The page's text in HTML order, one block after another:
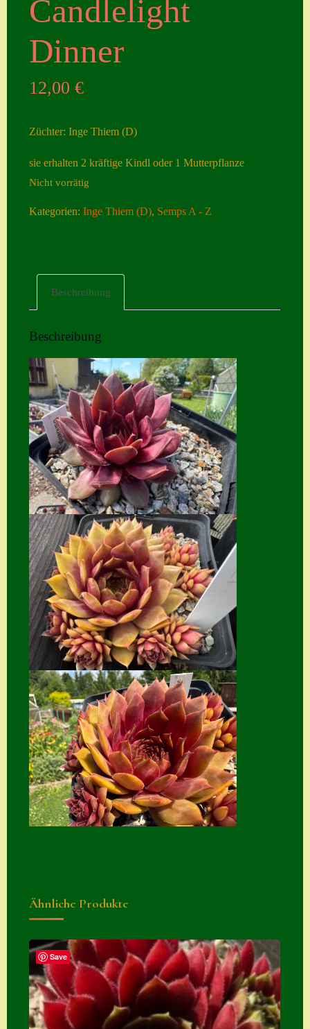
Neuheiten
Heuffelii’s
Hostas
Impressum
Kasse
Kontakt
Mein Konto
Naturformen
S. x nixonii
Semps die ich
suche
Semps von A – Z
Shop
Suche
Sue Thomas
Translator
Versand
Versand von
Semps
Warenkorb
Warenkorb
Zubehör
Zubehör
Candlelight
Dinner
12,00€
Züchter: Inge Thiem (D)
sie erhalten 2 kräftige Kindl oder 1 Mutterpflanze
Nicht vorrätig
Kategorien:Inge Thiem (D), Semps A - Z
Beschreibung
Beschreibung
Ähnliche Produkte
Save